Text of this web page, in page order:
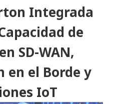
Integrada
de
SD-WAN,
en el Borde y
IoT